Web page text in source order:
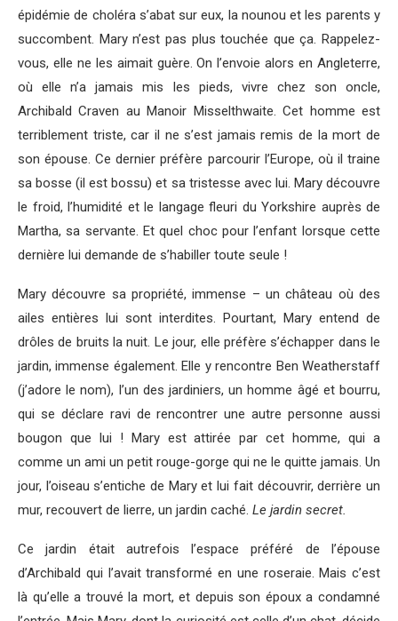
épidémie de choléra s’abat sur eux, la nounou et les parents y
succombent. Mary n’est pas plus touchée que ça. Rappelez-
vous, elle ne les aimait guère. On l’envoie alors en Angleterre,
où elle n’a jamais mis les pieds, vivre chez son oncle,
Archibald Craven au Manoir Misselthwaite. Cet homme est
terriblement triste, car il ne s’est jamais remis de la mort de
son épouse. Ce dernier préfère parcourir l’Europe, où il traine
sa bosse (il est bossu) et sa tristesse avec lui. Mary découvre
le froid, l’humidité et le langage fleuri du Yorkshire auprès de
Martha, sa servante. Et quel choc pour l’enfant lorsque cette
dernière lui demande de s’habiller toute seule !
Mary découvre sa propriété, immense – un château où des
ailes entières lui sont interdites. Pourtant, Mary entend de
drôles de bruits la nuit. Le jour, elle préfère s’échapper dans le
jardin, immense également. Elle y rencontre Ben Weatherstaff
(j’adore le nom), l’un des jardiniers, un homme âgé et bourru,
qui se déclare ravi de rencontrer une autre personne aussi
bougon que lui ! Mary est attirée par cet homme, qui a
comme un ami un petit rouge-gorge qui ne le quitte jamais. Un
jour, l’oiseau s’entiche de Mary et lui fait découvrir, derrière un
mur, recouvert de lierre, un jardin caché. Le jardin secret.
Ce jardin était autrefois l’espace préféré de l’épouse
d’Archibald qui l’avait transformé en une roseraie. Mais c’est
là qu’elle a trouvé la mort, et depuis son époux a condamné